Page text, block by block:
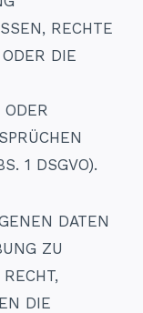
RECHTE
DIE
1 DSGVO).
DATEN
ZU
DIE